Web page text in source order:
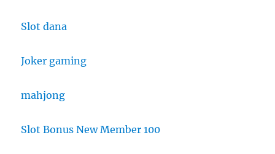
Slot dana
Joker gaming
mahjong
Slot Bonus New Member 100